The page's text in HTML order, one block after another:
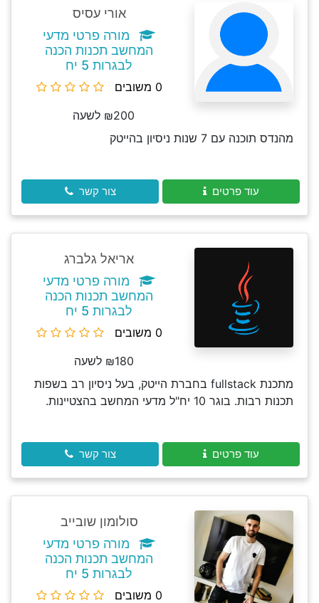
אורי עסיס
מורה פרטי מדעי
המחשב תכנות הכנה
לבגרות 5 יח
0 משובים
₪200 לשעה
מהנדס תוכנה עם 7 שנות ניסיון בהייטק
עוד פרטים צור קשר
אריאל גלברג
מורה פרטי מדעי
המחשב תכנות הכנה
לבגרות 5 יח
0 משובים
₪180 לשעה
מתכנת fullstack בחברת הייטק, בעל ניסיון רב בשפות
תכנות רבות. בוגר 10 יח"ל מדעי המחשב בהצטיינות.
עוד פרטים צור קשר
סולומון שובייב
מורה פרטי מדעי
המחשב תכנות הכנה
לבגרות 5 יח
0 משובים